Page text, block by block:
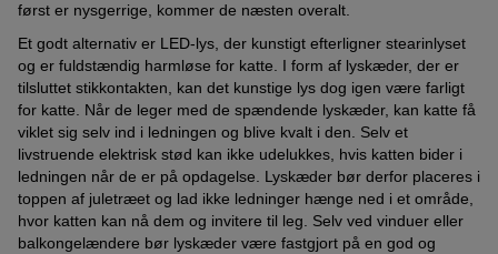
først er nysgerrige, kommer de næsten overalt.
Et godt alternativ er LED-lys, der kunstigt efterligner stearinlyset
og er fuldstændig harmløse for katte. I form af lyskæder, der er
tilsluttet stikkontakten, kan det kunstige lys dog igen være farligt
for katte. Når de leger med de spændende lyskæder, kan katte få
viklet sig selv ind i ledningen og blive kvalt i den. Selv et
livstruende elektrisk stød kan ikke udelukkes, hvis katten bider i
ledningen når de er på opdagelse. Lyskæder bør derfor placeres i
toppen af juletræet og lad ikke ledninger hænge ned i et område,
hvor katten kan nå dem og invitere til leg. Selv ved vinduer eller
balkongelændere bør lyskæder være fastgjort på en god og